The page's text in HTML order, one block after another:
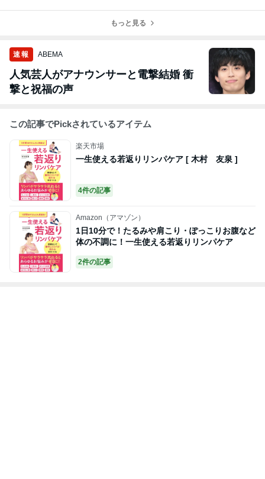
もっと見る
速報 ABEMA
人気芸人がアナウンサーと電撃結婚 衝
撃と祝福の声
この記事でPickされているアイテム
楽天市場
一生使える若返りリンパケア [ 木村 友泉 ]
4件の記事
Amazon（アマゾン）
1日10分で！たるみや肩こり・ぽっこりお腹など
体の不調に！一生使える若返りリンパケア
2件の記事